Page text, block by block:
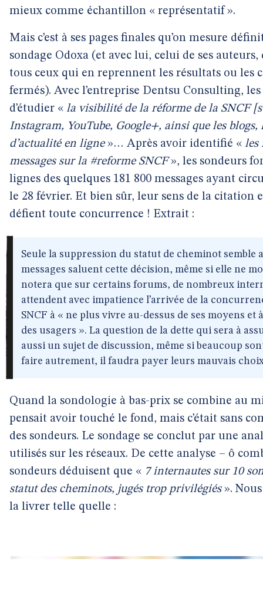
mieux comme échantillon « représentatif ».
Mais c’est à ses pages finales qu’on mesure
sondage Odoxa (et avec lui, celui de ses
tous ceux qui en reprennent les résultats ou les
fermés). Avec l’entreprise Dentsu Consulting,
d’étudier « la visibilité de la réforme de la SNCF
Instagram, YouTube, Google+, ainsi que les blogs,
d’actualité en ligne»… Après avoir identifié « les
messages sur la #reforme SNCF», les sondeurs
lignes des quelques 181 800 messages ayant
le 28 février. Et bien sûr, leur sens de la citation
défient toute concurrence ! Extrait :
Seule la suppression du statut de cheminot semble
messages saluent cette décision, même si elle ne
notera que sur certains forums, de nombreux
attendent avec impatience l’arrivée de la
SNCF à « ne plus vivre au-dessus de ses moyens et
des usagers ». La question de la dette qui sera à
aussi un sujet de discussion, même si beaucoup
faire autrement, il faudra payer leurs mauvais
Quand la sondologie à bas-prix se combine au
pensait avoir touché le fond, mais c’était sans
des sondeurs. Le sondage se conclut par une
utilisés sur les réseaux. De cette analyse – ô
sondeurs déduisent que « 7 internautes sur 10
statut des cheminots, jugés trop privilégiés».
la livrer telle quelle :